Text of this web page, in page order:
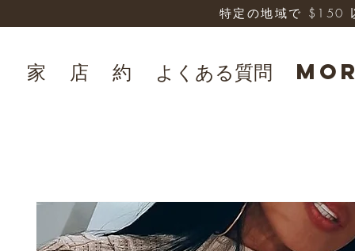
家 店 約 よくある質問
特定の地域で $150